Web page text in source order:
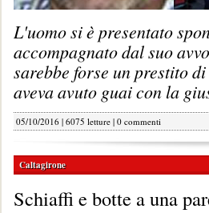
L'uomo si è presentato
accompagnato dal suo
sarebbe forse un prestito
aveva avuto guai con la
05/10/2016 | 6075 letture | 0 commenti
Caltagirone
Schiaffi e botte a una